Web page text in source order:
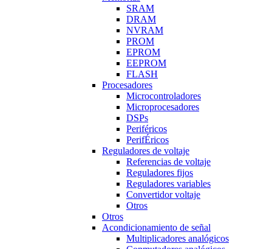
SRAM
DRAM
NVRAM
PROM
EPROM
EEPROM
FLASH
Procesadores
Microcontroladores
Microprocesadores
DSPs
Periféricos
PerifÉricos
Reguladores de voltaje
Referencias de voltaje
Reguladores fijos
Reguladores variables
Convertidor voltaje
Otros
Otros
Acondicionamiento de señal
Multiplicadores analógicos